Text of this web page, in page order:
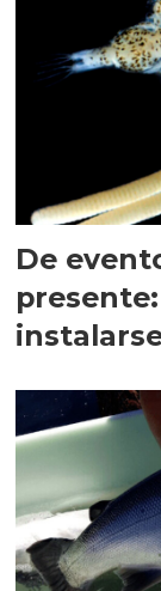
De